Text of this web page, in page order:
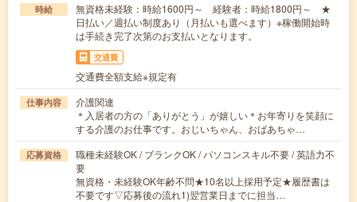
時給
無資格未経験：時給1600円～ 経験者：時給1800円～ ★
日払い／週払い制度あり（月払いも選べます）※稼働開始時
は手続き完了次第のお支払いとなります。
交通費
交通費全額支給※規定有
仕事内容
介護関連
＊入居者の方の「ありがとう」が嬉しい＊お年寄りを笑顔に
する介護のお仕事です。おじいちゃん、おばあちゃ…
応募資格
職種未経験OK / ブランクOK / パソコンスキル不要 / 英語力不
要
無資格・未経験OK年齢不問★10名以上採用予定★履歴書は
不要です▽応募後の流れ1)翌営業日までに担当…